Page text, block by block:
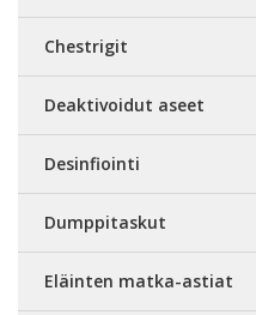
Chestrigit
Deaktivoidut aseet
Desinfiointi
Dumppitaskut
Eläinten matka-astiat